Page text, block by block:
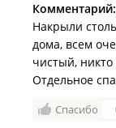
Комментарий:
Накрыли
дома, всем
чистый,
Отдельное
Спасибо